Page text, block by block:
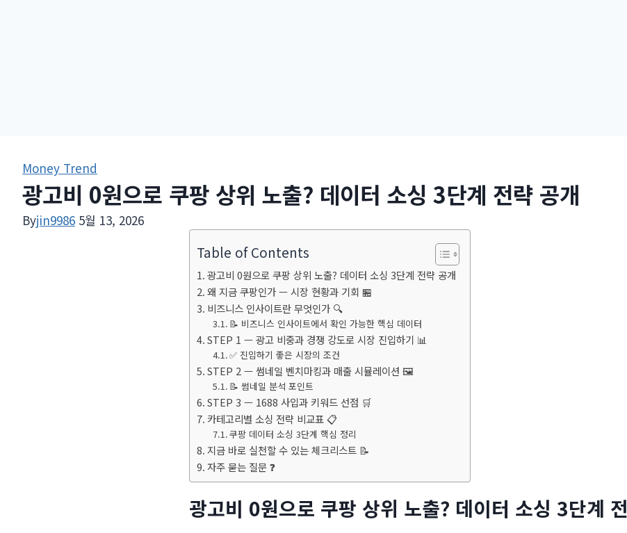
Money Trend
광고비 0원으로 쿠팡 상위 노출? 데이터 소싱 3단계 전략 공개
Byjin9986 5월 13, 2026
Table of Contents
광고비 0원으로 쿠팡 상위 노출? 데이터 소싱 3단계 전략 공개
왜 지금 쿠팡인가 — 시장 현황과 기회 🏪
비즈니스 인사이트란 무엇인가 🔍
📝 비즈니스 인사이트에서 확인 가능한 핵심 데이터
STEP 1 — 광고 비중과 경쟁 강도로 시장 진입하기 📊
✅ 진입하기 좋은 시장의 조건
STEP 2 — 썸네일 벤치마킹과 매출 시뮬레이션 🖼️
📝 썸네일 분석 포인트
STEP 3 — 1688 사입과 키워드 선점 🛒
카테고리별 소싱 전략 비교표 📋
쿠팡 데이터 소싱 3단계 핵심 정리
지금 바로 실천할 수 있는 체크리스트 📝
자주 묻는 질문 ❓
광고비 0원으로 쿠팡 상위 노출? 데이터 소싱 3단계